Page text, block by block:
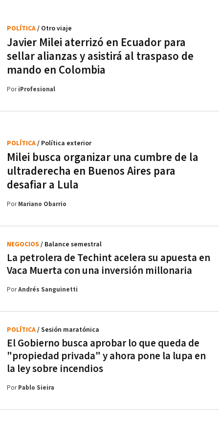
Javier Milei aterrizó en Ecuador para
sellar alianzas y asistirá al traspaso de
mando en Colombia
POLÍTICA/ Otro viaje
PoriProfesional
Milei busca organizar una cumbre de la
ultraderecha en Buenos Aires para
desafiar a Lula
POLÍTICA/ Política exterior
PorMariano Obarrio
La petrolera de Techint acelera su apuesta en
Vaca Muerta con una inversión millonaria
NEGOCIOS / Balance semestral
PorAndrés Sanguinetti
El Gobierno busca aprobar lo que queda de
"propiedad privada" y ahora pone la lupa en
la ley sobre incendios
POLÍTICA/ Sesión maratónica
PorPablo Sieira